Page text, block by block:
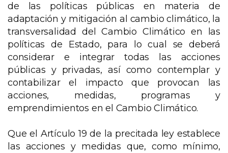
de las políticas públicas en materia de
adaptación y mitigación al cambio climático, la
transversalidad del Cambio Climático en las
políticas de Estado, para lo cual se deberá
considerar e integrar todas las acciones
públicas y privadas, así como contemplar y
contabilizar el impacto que provocan las
acciones, medidas, programas y
emprendimientos en el Cambio Climático.
Que el Artículo 19 de la precitada ley establece
las acciones y medidas que, como mínimo,